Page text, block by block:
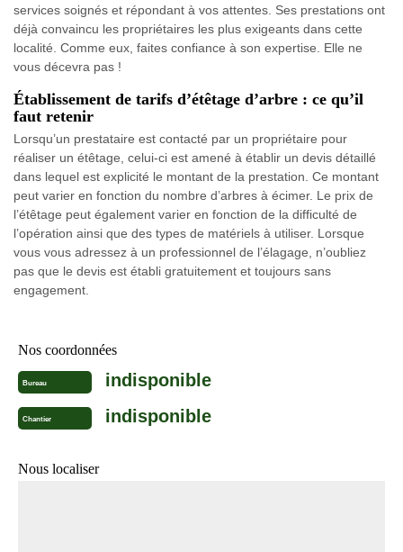
services soignés et répondant à vos attentes. Ses prestations ont
déjà convaincu les propriétaires les plus exigeants dans cette
localité. Comme eux, faites confiance à son expertise. Elle ne
vous décevra pas !
Établissement de tarifs d’étêtage d’arbre : ce qu’il
faut retenir
Lorsqu’un prestataire est contacté par un propriétaire pour
réaliser un étêtage, celui-ci est amené à établir un devis détaillé
dans lequel est explicité le montant de la prestation. Ce montant
peut varier en fonction du nombre d’arbres à écimer. Le prix de
l’étêtage peut également varier en fonction de la difficulté de
l’opération ainsi que des types de matériels à utiliser. Lorsque
vous vous adressez à un professionnel de l’élagage, n’oubliez
pas que le devis est établi gratuitement et toujours sans
engagement.
Nos coordonnées
Bureau indisponible
Chantier indisponible
Nous localiser